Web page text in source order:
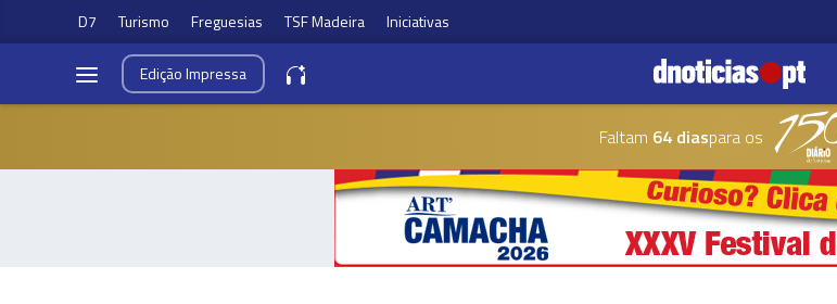
D7 Turismo Freguesias TSF Madeira Iniciativas
EdiçãoImpressa
Faltam 64 diaspara os